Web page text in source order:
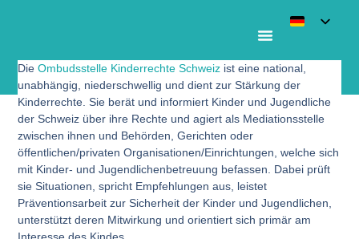
Ombudsstelle für Kinderrechte Schweiz
DieOmbudsstelle Kinderrechte Schweiz ist eine national,
unabhängig, niederschwellig und dient zur Stärkung der
Kinderrechte. Sie berät und informiert Kinder und Jugendliche
der Schweiz über ihre Rechte und agiert als Mediationsstelle
zwischen ihnen und Behörden, Gerichten oder
öffentlichen/privaten Organisationen/Einrichtungen, welche sich
mit Kinder- und Jugendlichenbetreuung befassen. Dabei prüft
sie Situationen, spricht Empfehlungen aus, leistet
Präventionsarbeit zur Sicherheit der Kinder und Jugendlichen,
unterstützt deren Mitwirkung und orientiert sich primär am